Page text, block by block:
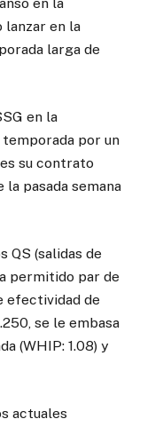
lanzar en la
larga de
en la
por un
su contrato
pasada semana
QS (salidas de
permitido par de
efectividad de
se le embasa
(WHIP: 1.08) y
actuales